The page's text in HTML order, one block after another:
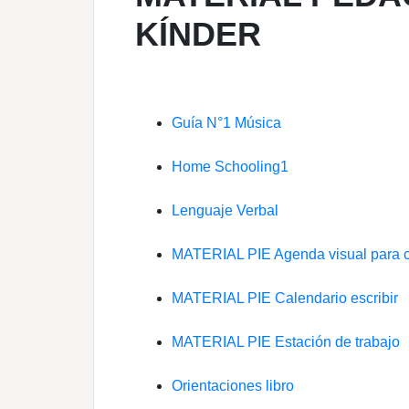
KÍNDER
Guía N°1 Música
Home Schooling1
Lenguaje Verbal
MATERIAL PIE Agenda visual para
MATERIAL PIE Calendario escribir
MATERIAL PIE Estación de trabajo
Orientaciones libro